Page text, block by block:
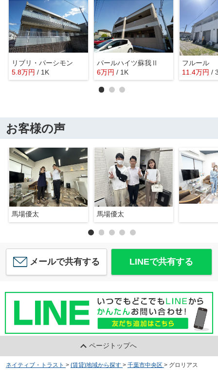
リブリ・パーシモン
5.8万円 / 1K
パールハイツ蘇我Ⅱ
6万円 / 1K
フルール
11.4万円 /
お客様の声
馬場優太 馬場優太
メールで共有する LINEで共有する
ページトップへ
ネイティブ・トラスト > (賃貸)地域から探す > 千葉市中央区 > グロリアス